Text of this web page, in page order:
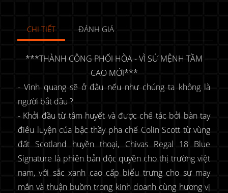
CHI TIẾT ĐÁNH GIÁ
***THÀNH CÔNG PHỐI HÒA - VÌ SỨ MỆNH TẦM
CAO MỚI***
- Vinh quang sẽ ở đâu nếu như chúng ta không là
người bắt đầu ?
- Khởi đầu từ tâm huyết và được chế tác bởi bàn tay
điêu luyện của bậc thầy pha chế Colin Scott từ vùng
đất Scotland huyền thoại, Chivas Regal 18 Blue
Signature là phiên bản độc quyền cho thị trường việt
nam, với sắc xanh cao cấp biểu trưng cho sự may
mắn và thuận buồm trong kinh doanh cùng hương vị